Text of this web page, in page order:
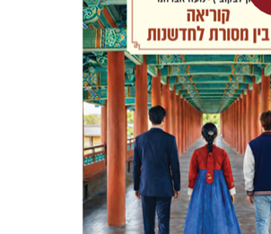
מחיר השקה